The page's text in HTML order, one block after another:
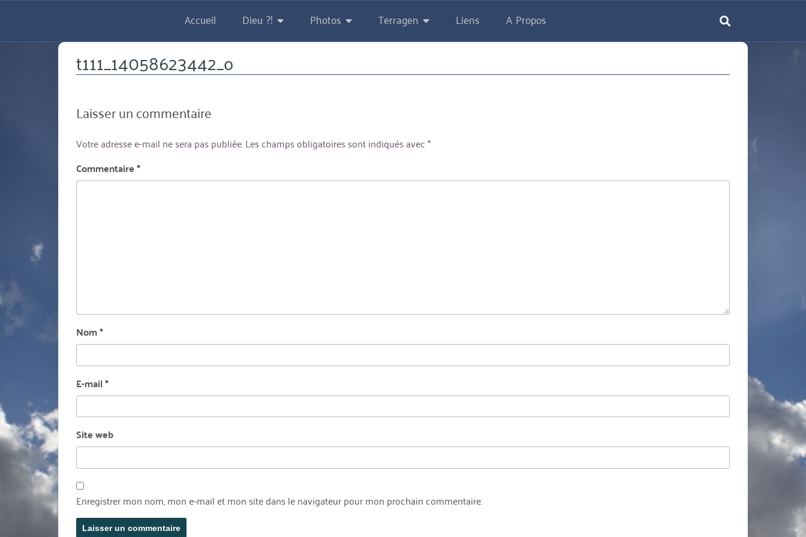
au
Accueil Dieu ?! Photos Terragen Liens A Propos
t111_14058623442_o
Laisser un commentaire
Votre adresse e-mail ne sera pas publiée.Les champs obligatoires sont indiqués avec*
Commentaire*
Nom*
E-mail*
Site web
Enregistrer mon nom, mon e-mail et mon site dans le navigateur pour mon prochain commentaire.